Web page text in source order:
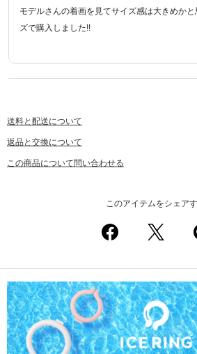
モデルさんの着画を見てサイズ感は大きめか
ズで購入しました!!
送料と配送について
返品と交換について
この商品について問い合わせる
このアイテムをシェア